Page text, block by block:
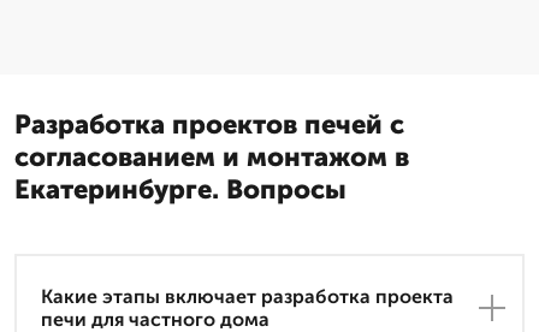
Разработка проектов печей с
согласованием и монтажом в
Екатеринбурге. Вопросы
Какие этапы включает разработка проекта
печи для частного дома